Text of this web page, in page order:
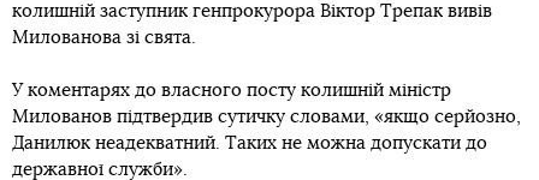
колишній заступник генпрокурора Віктор Трепак вивів
Милованова зі свята.
У коментарях до власного посту колишній міністр
Милованов підтвердив сутичку словами, «якщо серйозно,
Данилюк неадекватний. Таких не можна допускати до
державної служби».